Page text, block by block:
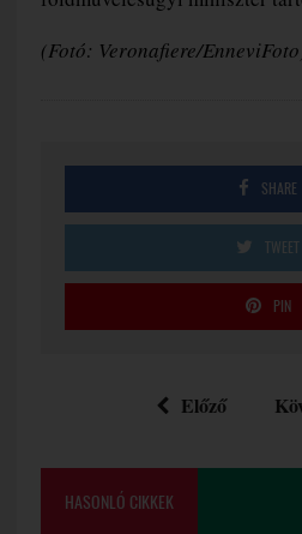
(Fotó: Veronafiere/
SHARE
TWEET
PIN
Előző
HASONLÓ CIKKEK